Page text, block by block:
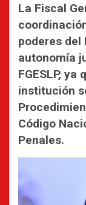
La Fiscal
poderes del
autonomía
FGESLP,
institución
Código
Penales.